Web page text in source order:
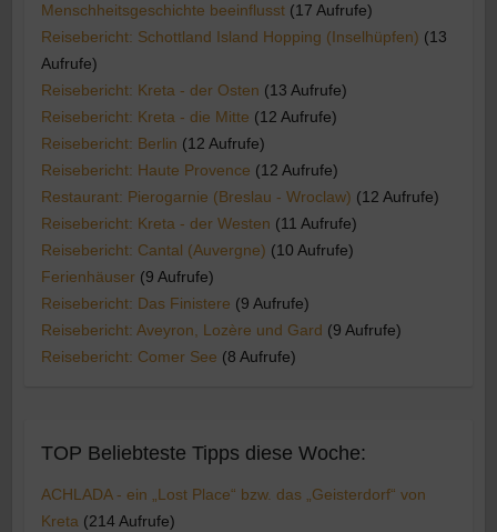
Menschheitsgeschichte beeinflusst (17 Aufrufe)
Reisebericht: Schottland Island Hopping (Inselhüpfen) (13
Aufrufe)
Reisebericht: Kreta - der Osten (13 Aufrufe)
Reisebericht: Kreta - die Mitte (12 Aufrufe)
Reisebericht: Berlin (12 Aufrufe)
Reisebericht: Haute Provence (12 Aufrufe)
Restaurant: Pierogarnie (Breslau - Wroclaw) (12 Aufrufe)
Reisebericht: Kreta - der Westen (11 Aufrufe)
Reisebericht: Cantal (Auvergne) (10 Aufrufe)
Ferienhäuser (9 Aufrufe)
Reisebericht: Das Finistere (9 Aufrufe)
Reisebericht: Aveyron, Lozère und Gard (9 Aufrufe)
Reisebericht: Comer See (8 Aufrufe)
TOP Beliebteste Tipps diese Woche:
ACHLADA - ein „Lost Place“ bzw. das „Geisterdorf“ von
Kreta (214 Aufrufe)